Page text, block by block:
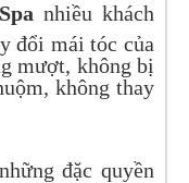
nhiều khách
đổi mái tóc của
mượt, không bị
không thay
đặc quyền